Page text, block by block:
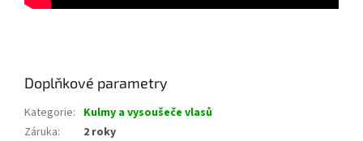
Doplňkové parametry
Kategorie: Kulmy a vysoušeče vlasů
Záruka: 2 roky